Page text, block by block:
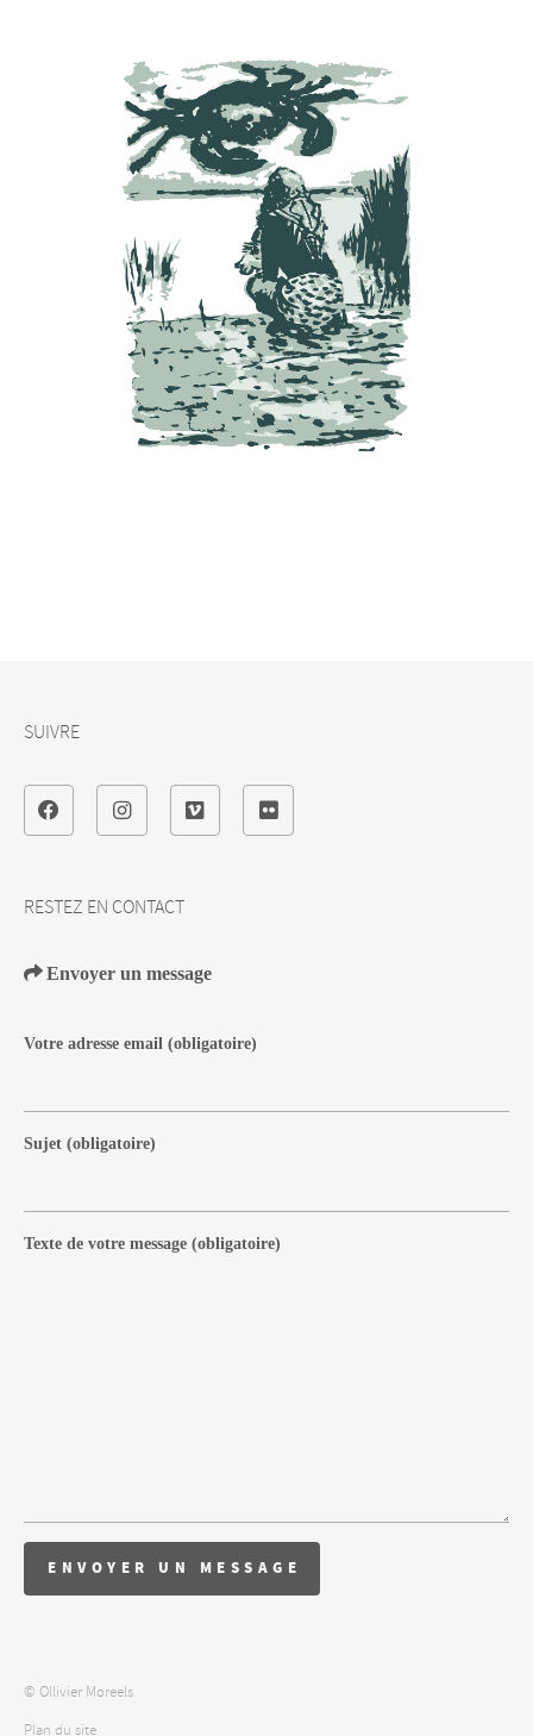
RESTEZ EN CONTACT
Envoyer un message
Votre adresse email (obligatoire)
Sujet (obligatoire)
Texte de votre message (obligatoire)
SUIVRE
© Ollivier Moreels
Plan du site